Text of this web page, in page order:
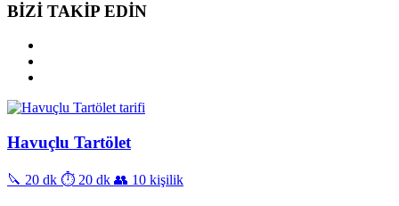
BİZİ TAKİP EDİN
Havuçlu Tartölet
🔪 20 dk ⏱️ 20 dk 👥 10 kişilik